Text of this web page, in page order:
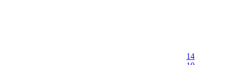
14